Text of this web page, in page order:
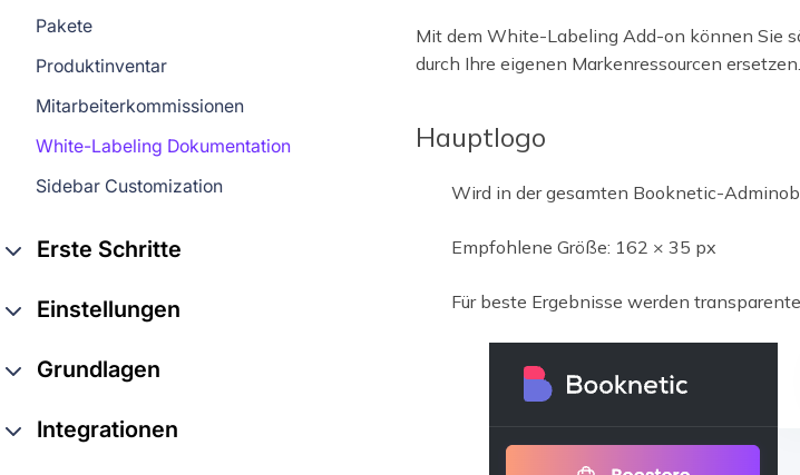
Pakete
Produktinventar
Mitarbeiterkommissionen
White-Labeling Dokumentation
Sidebar Customization
Erste Schritte
Einstellungen
Grundlagen
Integrationen
Mit dem White-Labeling Add-on können Sie
durch Ihre eigenen Markenressourcen ersetzen.
Hauptlogo
Wird in der gesamten Booknetic-
Empfohlene Größe: 162 × 35 px
Für beste Ergebnisse werden